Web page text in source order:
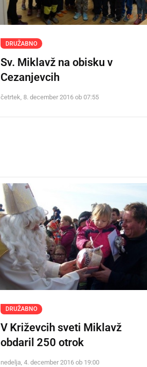
DRUŽABNO
Sv. Miklavž na obisku v
Cezanjevcih
četrtek, 8. december 2016 ob 07:55
DRUŽABNO
V Križevcih sveti Miklavž
obdaril 250 otrok
nedelja, 4. december 2016 ob 19:00